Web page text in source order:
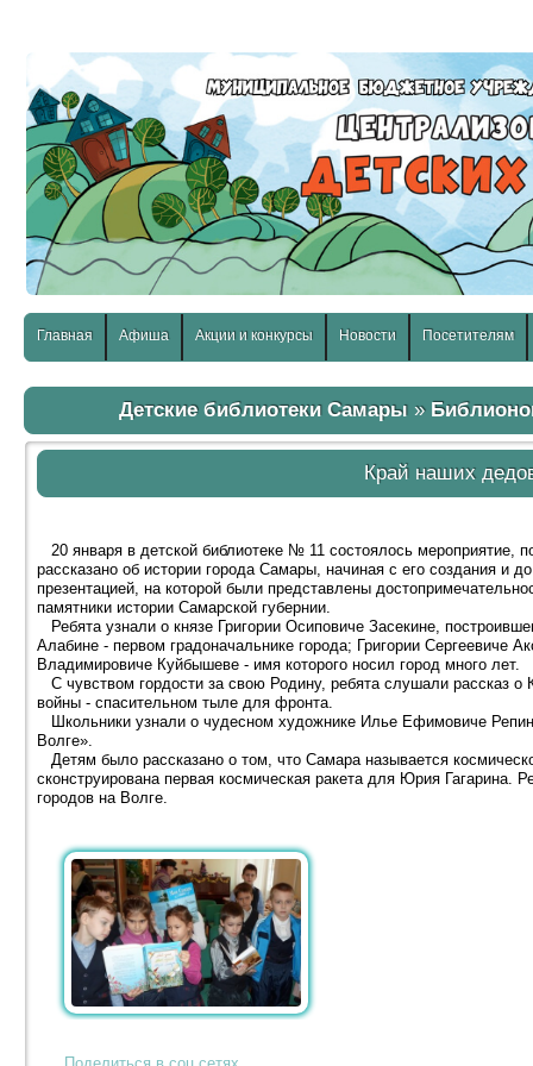
Главная Афиша Акции и конкурсы Новости Посетителям
Детские библиотеки Самары »
Край наших
20 января в детской библиотеке № 11 состоялось
рассказано об истории города Самары, начиная с его создания и
презентацией, на которой были представлены
памятники истории Самарской губернии.
Ребята узнали о князе Григории Осиповиче Засекине,
Алабине - первом градоначальнике города; Григории Сергеевиче
Владимировиче Куйбышеве - имя которого носил город много лет.
С чувством гордости за свою Родину, ребята слушали рассказ
войны - спасительном тыле для фронта.
Школьники узнали о чудесном художнике Илье Ефимовиче
Волге».
Детям было рассказано о том, что Самара называется
сконструирована первая космическая ракета для Юрия Гагарина.
городов на Волге.